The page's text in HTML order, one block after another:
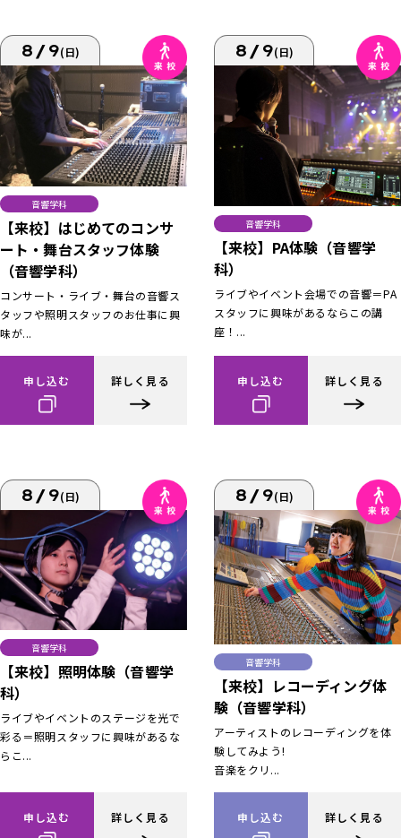
8/9(日)
音響学科
【来校】はじめてのコンサ
ート・舞台スタッフ体験
（音響学科）
コンサート・ライブ・舞台の音響ス
タッフや照明スタッフのお仕事に興
味が...
申し込む 詳しく見る
8/9(日)
音響学科
【来校】PA体験（音響学
科）
ライブやイベント会場での音響＝PA
スタッフに興味があるならこの講
座！...
申し込む 詳しく見る
8/9(日)
音響学科
【来校】照明体験（音響学
科）
ライブやイベントのステージを光で
彩る＝照明スタッフに興味があるな
らこ...
申し込む 詳しく見る
8/9(日)
音響学科
【来校】レコーディング体
験（音響学科）
アーティストのレコーディングを体
験してみよう!
音楽をクリ...
申し込む 詳しく見る